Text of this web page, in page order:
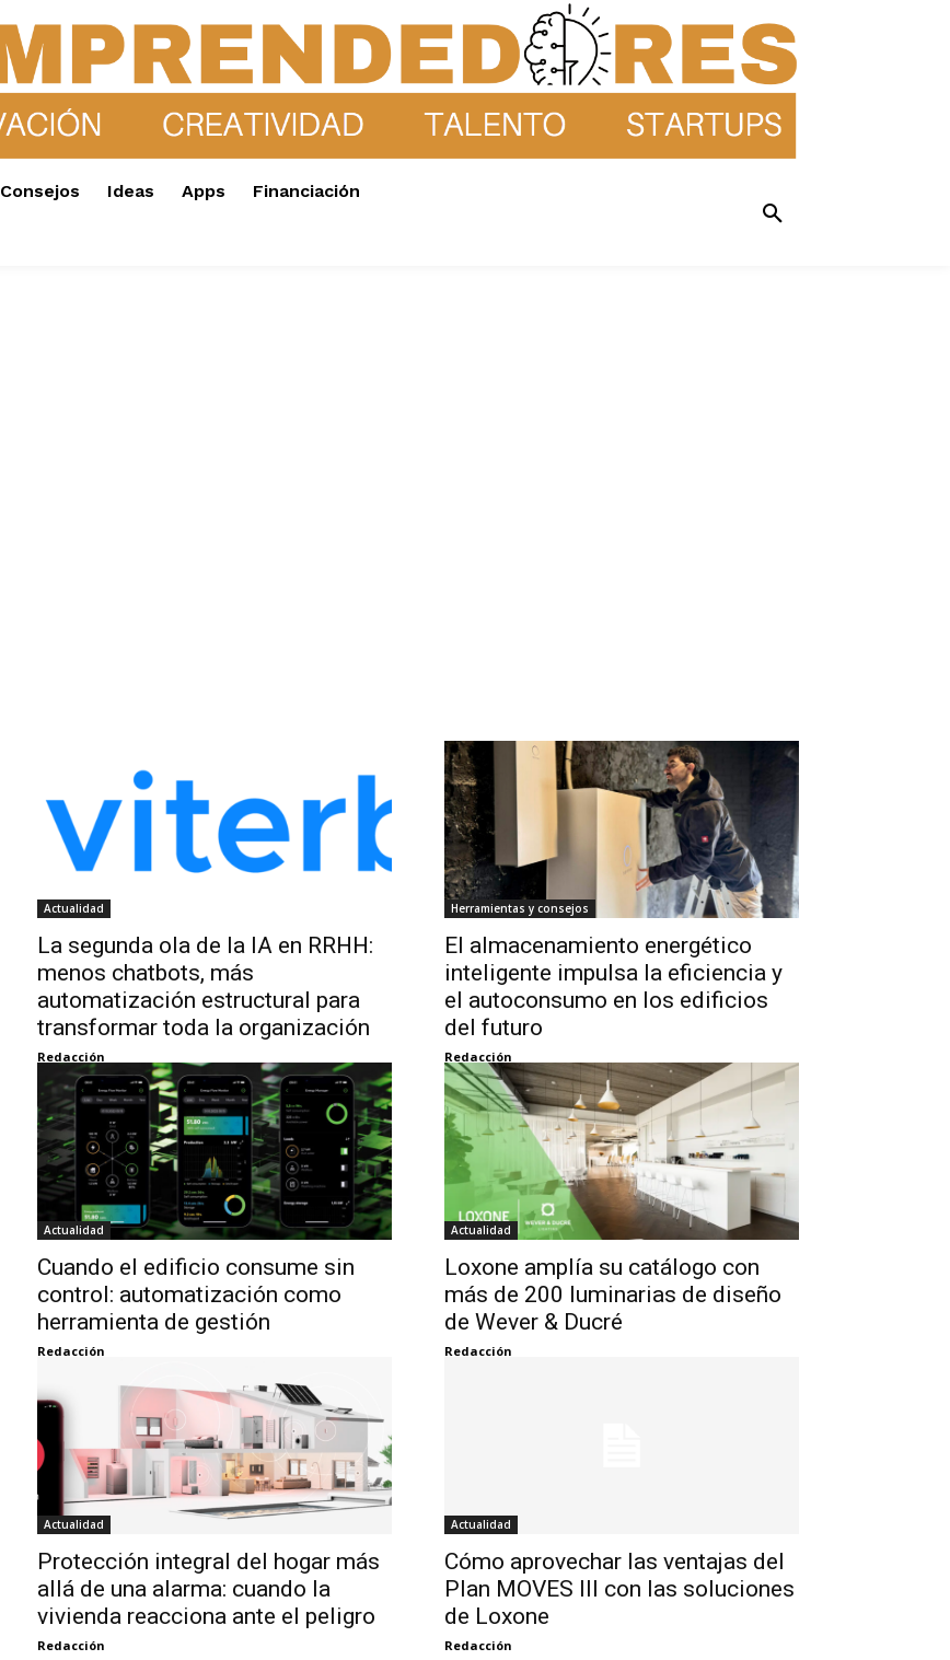
Consejos Ideas Apps Financiación
Actualidad
La segunda ola de la IA en RRHH:
menos chatbots, más
automatización estructural para
transformar toda la organización
Redacción
Herramientas y consejos
El almacenamiento energético
inteligente impulsa la eficiencia y
el autoconsumo en los edificios
del futuro
Redacción
Actualidad
Cuando el edificio consume sin
control: automatización como
herramienta de gestión
Redacción
Actualidad
Loxone amplía su catálogo con
más de 200 luminarias de diseño
de Wever & Ducré
Redacción
Actualidad
Protección integral del hogar más
allá de una alarma: cuando la
vivienda reacciona ante el peligro
Redacción
Actualidad
Cómo aprovechar las ventajas del
Plan MOVES III con las soluciones
de Loxone
Redacción